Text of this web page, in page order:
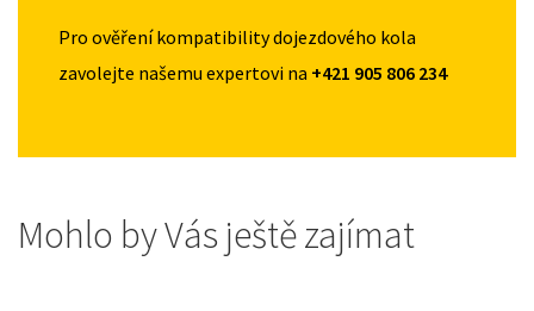
Pro ověření kompatibility dojezdového kola
zavolejte našemu expertovi na +421 905 806 234
Mohlo by Vás ještě zajímat